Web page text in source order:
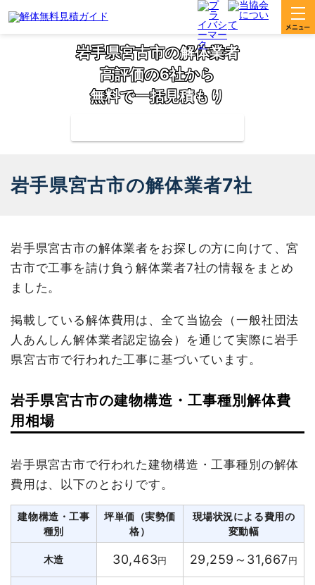
岩手県宮古市の解体業者
高評価の6社から
無料で一括見積もり
岩手県宮古市の解体業者7社
岩手県宮古市の解体業者をお探しの方に向けて、宮
古市で工事を請け負う解体業者7社の情報をまとめ
ました。
掲載している解体費用は、全て当協会（一般社団法
人あんしん解体業者認定協会）を通じて実際に岩手
県宮古市で行われた工事に基づいています。
岩手県宮古市の建物構造・工事種別解体費
用相場
岩手県宮古市で行われた建物構造・工事種別の解体
費用は、以下のとおりです。
建物構造・工事
種別
坪単価（実勢価
格）
現場状況による費用の
変動幅
木造 30,463円 29,259～31,667円